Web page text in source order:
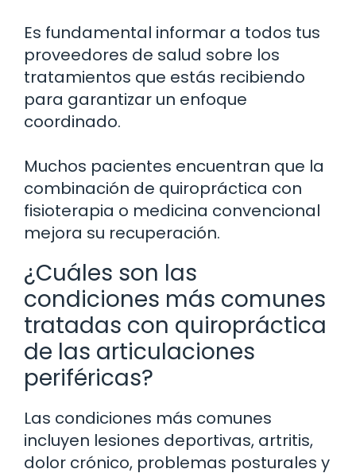
Es fundamental informar a todos tus
proveedores de salud sobre los
tratamientos que estás recibiendo
para garantizar un enfoque
coordinado.
Muchos pacientes encuentran que la
combinación de quiropráctica con
fisioterapia o medicina convencional
mejora su recuperación.
¿Cuáles son las
condiciones más comunes
tratadas con quiropráctica
de las articulaciones
periféricas?
Las condiciones más comunes
incluyen lesiones deportivas, artritis,
dolor crónico, problemas posturales y